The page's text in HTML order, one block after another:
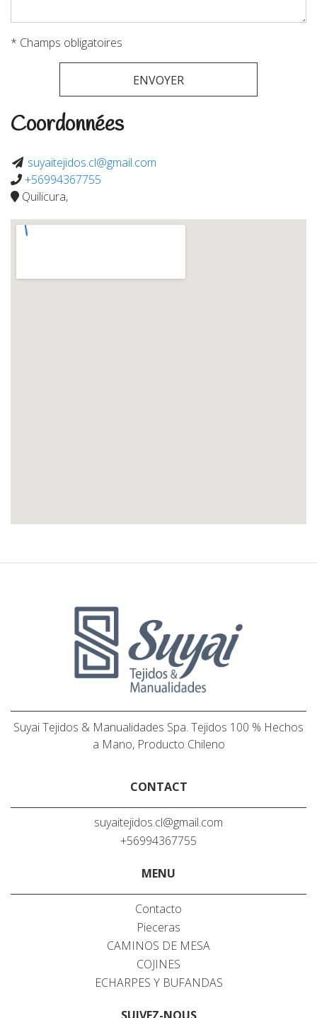
* Champs obligatoires
Coordonnées
suyaitejidos.cl@gmail.com
+56994367755
Quilicura,
Suyai Tejidos & Manualidades Spa. Tejidos 100 % Hechos
a Mano, Producto Chileno
CONTACT
suyaitejidos.cl@gmail.com
+56994367755
MENU
Contacto
Pieceras
CAMINOS DE MESA
COJINES
ECHARPES Y BUFANDAS